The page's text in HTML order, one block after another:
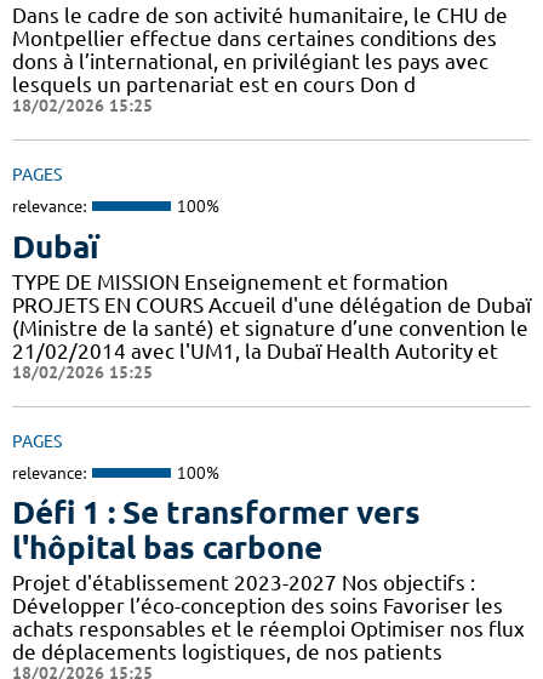
Dans le cadre de son activité humanitaire, le CHU de
Montpellier effectue dans certaines conditions des
dons à l’international, en privilégiant les pays avec
lesquels un partenariat est en cours Don d
18/02/2026 15:25
PAGES
relevance: 100%
Dubaï
TYPE DE MISSION Enseignement et formation
PROJETS EN COURS Accueil d'une délégation de Dubaï
(Ministre de la santé) et signature d’une convention le
21/02/2014 avec l'UM1, la Dubaï Health Autority et
18/02/2026 15:25
PAGES
relevance: 100%
Défi 1 : Se transformer vers
l'hôpital bas carbone
Projet d'établissement 2023-2027 Nos objectifs :
Développer l’éco-conception des soins Favoriser les
achats responsables et le réemploi Optimiser nos flux
de déplacements logistiques, de nos patients
18/02/2026 15:25